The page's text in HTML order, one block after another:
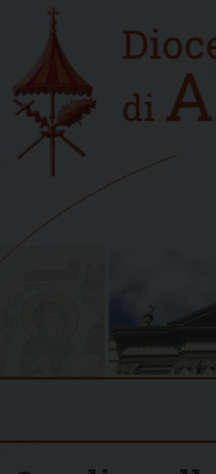
content
Home
new